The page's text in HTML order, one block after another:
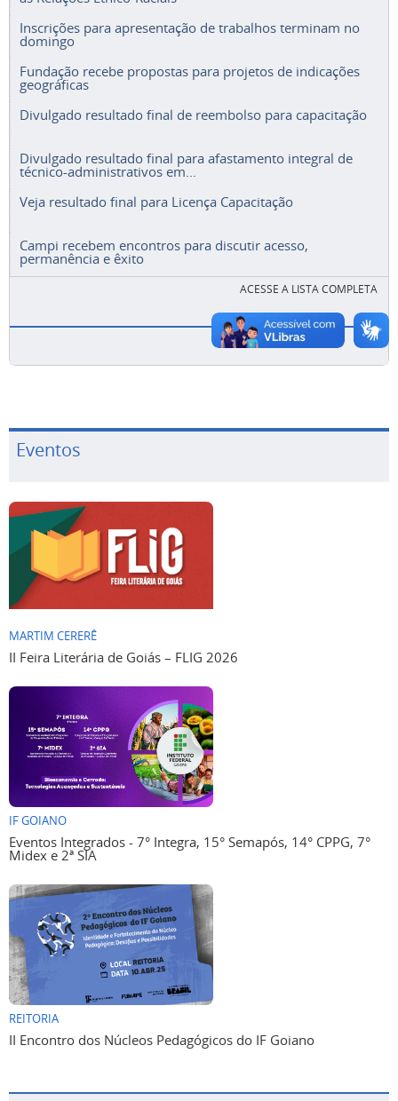
Inscrições para apresentação de trabalhos terminam no
domingo
Fundação recebe propostas para projetos de indicações
geográficas
Divulgado resultado final de reembolso para capacitação
Divulgado resultado final para afastamento integral de
técnico-administrativos em...
Veja resultado final para Licença Capacitação
Campi recebem encontros para discutir acesso,
permanência e êxito
ACESSE A LISTA COMPLETA
Eventos
MARTIM CERERÊ
II Feira Literária de Goiás – FLIG 2026
IF GOIANO
Eventos Integrados - 7° Integra, 15° Semapós, 14° CPPG, 7°
Midex e 2ª SIA
REITORIA
II Encontro dos Núcleos Pedagógicos do IF Goiano